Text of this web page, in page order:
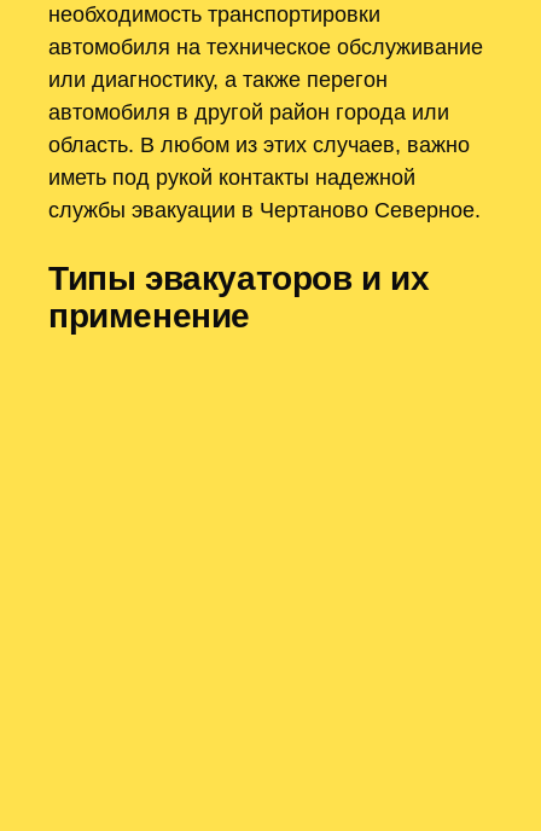
необходимость транспортировки
автомобиля на техническое обслуживание
или диагностику, а также перегон
автомобиля в другой район города или
область. В любом из этих случаев, важно
иметь под рукой контакты надежной
службы эвакуации в Чертаново Северное.
Типы эвакуаторов и их
применение